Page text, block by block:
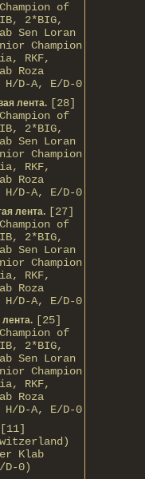
of
2*BIG,
Sen Loran
Champion
RKF,
Roza
D-A, E/D-0
лента. [28]
of
2*BIG,
Sen Loran
Champion
RKF,
Roza
D-A, E/D-0
лента. [27]
of
2*BIG,
Sen Loran
Champion
RKF,
Roza
D-A, E/D-0
лента. [25]
of
2*BIG,
Sen Loran
Champion
RKF,
Roza
D-A, E/D-0
[11]
Klab
0)